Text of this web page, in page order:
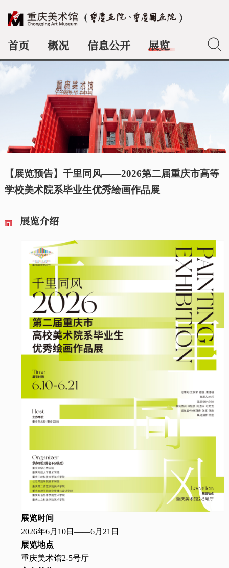
首页 概况 信息公开 展览 典藏
【展览预告】千里同风——2026第二届重庆市高等
学校美术院系毕业生优秀绘画作品展
展览介绍
展览时间
2026年6月10日——6月21日
展览地点
重庆美术馆2-5号厅